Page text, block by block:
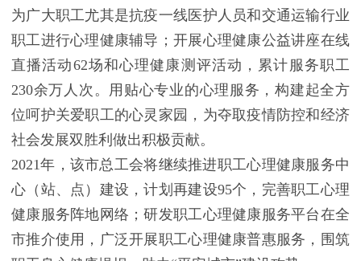
为广大职工尤其是抗疫一线医护人员和交通运输行业
职工进行心理健康辅导；开展心理健康公益讲座在线
直播活动62场和心理健康测评活动，累计服务职工
230余万人次。用贴心专业的心理服务，构建起全方
位呵护关爱职工的心灵家园，为夺取疫情防控和经济
社会发展双胜利做出积极贡献。
2021年，该市总工会将继续推进职工心理健康服务中
心（站、点）建设，计划再建设95个，完善职工心理
健康服务阵地网络；研发职工心理健康服务平台在全
市推介使用，广泛开展职工心理健康普惠服务，围筑